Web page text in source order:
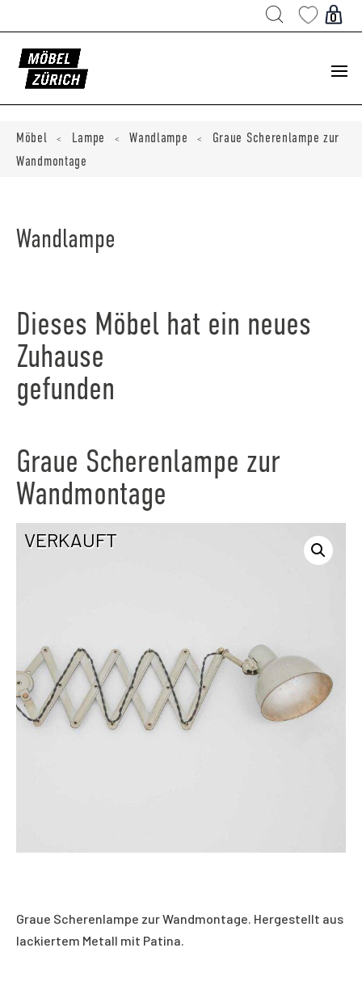
0
Möbel < Lampe < Wandlampe <
Graue Scherenlampe zur
Wandmontage
Wandlampe
Dieses Möbel hat ein neues
Zuhause
gefunden
Graue Scherenlampe zur
Wandmontage
VERKAUFT
Graue Scherenlampe zur Wandmontage. Hergestellt aus
lackiertem Metall mit Patina.